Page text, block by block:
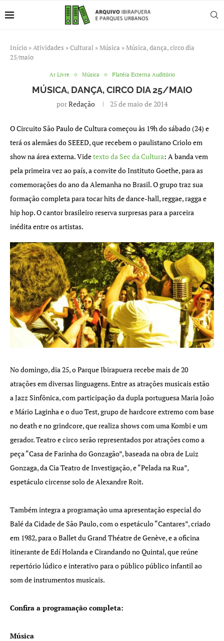
Início »Atividades »Cultural »Música »Música, dança, circo dia
25/maio
Ar Livre Música Platéia Externa Auditório
MÚSICA, DANÇA, CIRCO DIA 25/MAIO
porRedação 25 de maio de 2014
O Circuito São Paulo de Cultura começouàs 19h do sábado (24) e
terá os alemães do SEEED, que recebem o paulistano Criolo em
show na área externa. Videtexto da Sec da Cultura: A banda vem
pela primeira vez ao país, a convite do Instituto Goethe, para as
comemorações do ano da Alemanha no Brasil. O grupo traz sua
formação completa para tocar hits de dance-hall, reggae, ragga e
hip hop. O cantor brasileiro reserva surpresas para a parceira
inédita entre os artistas.
No domingo, dia 25, o Parque Ibirapuera recebe mais de 20
atrações em diversas linguagens. Entre as atrações musicais estão
a Jazz Sinfônica, com participação da dupla portuguesa Maria João
e Mário Laginha e o duo Test, grupo de hardcore extremo com base
no death e no grindcore, que realiza shows com uma Kombi e um
gerador. Teatro e circo serão representados por atrações como a
peça “Casa de Farinha do Gonzagão”, baseada na obra de Luiz
Gonzaga, da Cia Teatro de Investigação, e “Pelada na Rua”,
espetáculo circense solo de Alexandre Roit.
Também integra a programação uma apresentação especial do
Balé da Cidade de São Paulo, com o espetáculo “Cantares”, criado
em 1982, para o Ballet du Grand Théatre de Genève, e a oficina
itinerante de Edí Holanda e Cirandando no Quintal, que reúne
repertório lúdico e interativo para o público público infantil ao
som de instrumentos musicais.
Confira a programação completa:
Música